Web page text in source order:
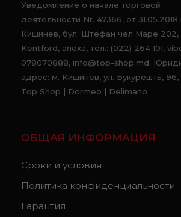
Уведомление о начале торговой
деятельности Nr. 47366, от 31.05.2018
Кишинев, бул. Штефан чел Маре 202,
Kentford, anexa, тел.: (022) 264 101,
078070888, info@top-shop.md.
адрес: м. Кишинев, ул. Букурешть, 96,
Top Shop | Dormeo | Delimano
ОБЩАЯ ИНФОРМАЦИЯ
Сроки и условия
Политика конфиденциальности
Гарантия